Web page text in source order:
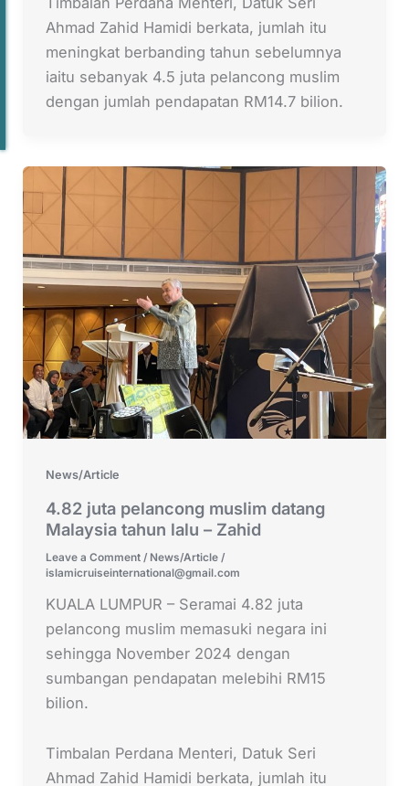
Ahmad Zahid Hamidi berkata, jumlah itu
meningkat berbanding tahun sebelumnya
iaitu sebanyak 4.5 juta pelancong muslim
dengan jumlah pendapatan RM14.7 bilion.
News/Article
4.82 juta pelancong muslim datang
Malaysia tahun lalu – Zahid
Leave a Comment / News/Article/
islamicruiseinternational@gmail.com
KUALA LUMPUR – Seramai 4.82 juta
pelancong muslim memasuki negara ini
sehingga November 2024 dengan
sumbangan pendapatan melebihi RM15
bilion.
Timbalan Perdana Menteri, Datuk Seri
Ahmad Zahid Hamidi berkata, jumlah itu